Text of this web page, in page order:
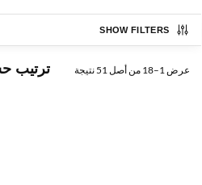
SHOW FILTERS
عرض 1–18 من أصل 51 نتيجة